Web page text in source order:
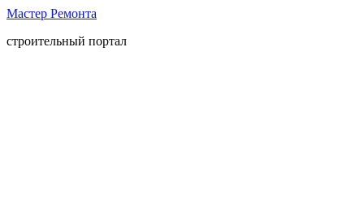
Мастер Ремонта
строительный портал